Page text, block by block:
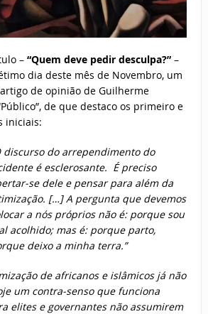
– “Quem deve pedir desculpa?”–
dia deste mês de Novembro, um
de opinião de Guilherme
de que destaco os primeiro e
iniciais:
discurso do arrependimento do
é esclerosante. É preciso
se dele e pensar para além da
[…] A pergunta que devemos
a nós próprios não é: porque sou
acolhido; mas é: porque parto,
deixo a minha terra.”
de africanos e islâmicos já não
um contra-senso que funciona
elites e governantes não assumirem